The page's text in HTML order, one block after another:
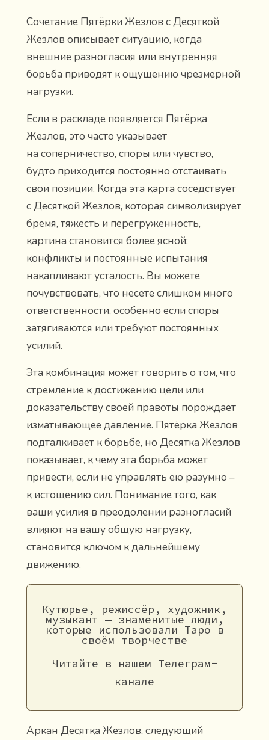
Сочетание Пятёрки Жезлов с Десяткой
Жезлов описывает ситуацию, когда
внешние разногласия или внутренняя
борьба приводят к ощущению чрезмерной
нагрузки.
Если в раскладе появляется Пятёрка
Жезлов, это часто указывает
на соперничество, споры или чувство,
будто приходится постоянно отстаивать
свои позиции. Когда эта карта соседствует
с Десяткой Жезлов, которая символизирует
бремя, тяжесть и перегруженность,
картина становится более ясной:
конфликты и постоянные испытания
накапливают усталость. Вы можете
почувствовать, что несете слишком много
ответственности, особенно если споры
затягиваются или требуют постоянных
усилий.
Эта комбинация может говорить о том, что
стремление к достижению цели или
доказательству своей правоты порождает
изматывающее давление. Пятёрка Жезлов
подталкивает к борьбе, но Десятка Жезлов
показывает, к чему эта борьба может
привести, если не управлять ею разумно –
к истощению сил. Понимание того, как
ваши усилия в преодолении разногласий
влияют на вашу общую нагрузку,
становится ключом к дальнейшему
движению.
Кутюрье, режиссёр, художник,
музыкант — знаменитые люди,
которые использовали Таро в
своём творчестве
Читайте в нашем Телеграм-
канале
Аркан Десятка Жезлов, следующий